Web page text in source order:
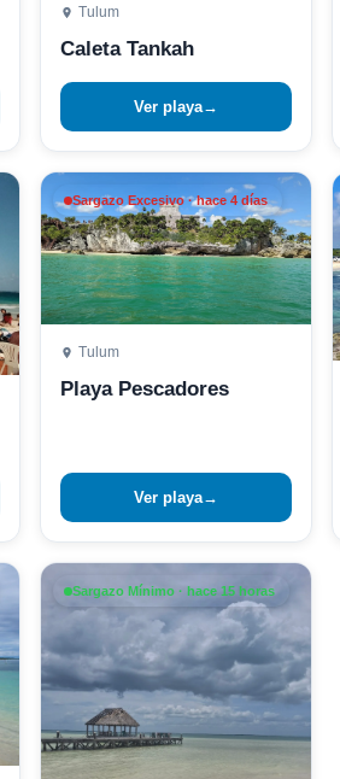
Tulum
Caleta Tankah
Ver playa→
Sargazo Excesivo · hace 4 días
Tulum
Playa Pescadores
Ver playa→
Sargazo Mínimo · hace 15 horas